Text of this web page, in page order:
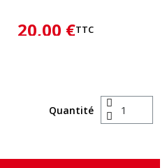
20,00 €TTC
Quantité